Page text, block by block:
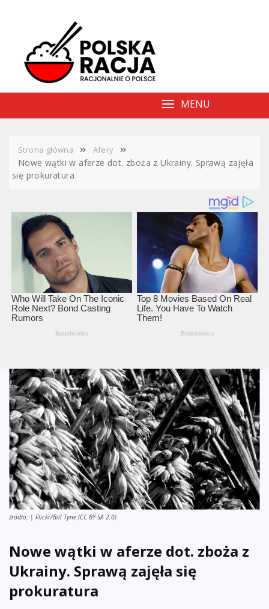
MENU
Strona główna Afery
Nowe wątki w aferze dot. zboża z Ukrainy. Sprawą zajęła
się prokuratura
źródło: | Flickr/Bill Tyne (CC BY-SA 2.0)
Nowe wątki w aferze dot. zboża z
Ukrainy. Sprawą zajęła się
prokuratura